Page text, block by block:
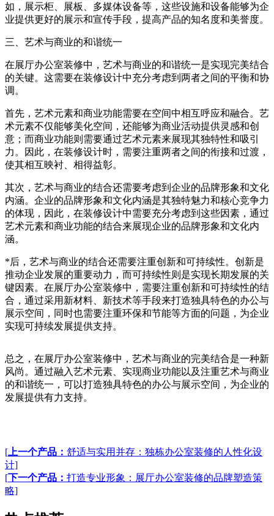
如，展示柜、展板、多媒体设备等，这些设施和设备能够为企
业提供更好的展示和宣传手段，提高产品的知名度和美誉度。
三、艺术与商业的和谐统一
在展厅办公室装修中，艺术与商业的和谐统一是实现完美结合
的关键。这需要在装修设计中充分考虑到两者之间的平衡和协
调。
首先，艺术元素和商业功能需要在空间中相互呼应和融合。艺
术元素不仅能够美化空间，还能够为商业活动提供灵感和创
意；而商业功能则需要通过艺术元素来展现其独特性和吸引
力。因此，在装修设计时，需要注重两者之间的衔接和过渡，
使其相互映衬、相得益彰。
其次，艺术与商业的结合还需要考虑到企业的品牌形象和文化
内涵。企业的品牌形象和文化内涵是其独特魅力和核心竞争力
的体现，因此，在装修设计中需要充分考虑到这些因素，通过
艺术元素和商业功能的结合来展现企业的品牌形象和文化内
涵。
*后，艺术与商业的结合还需要注重创新和可持续性。创新是
推动企业发展的重要动力，而可持续性则是实现长期发展的关
键因素。在展厅办公室装修中，需要注重创新和可持续性的结
合，通过采用新材料、新技术等手段来打造独具特色的办公与
展示空间，同时也需要注重环保和节能等方面的问题，为企业
实现可持续发展提供支持。
总之，在展厅办公室装修中，艺术与商业的完美结合是一种新
风尚。通过融入艺术元素、实现商业功能以及注重艺术与商业
的和谐统一，可以打造独具特色的办公与展示空间，为企业的
发展提供有力支持。
[上一个产品： 舒适与实用并存：独栋办公室装修的人性化设
计]
[ 下一个产品： 打造专业形象：展厅办公室装修的品牌塑造策
略]